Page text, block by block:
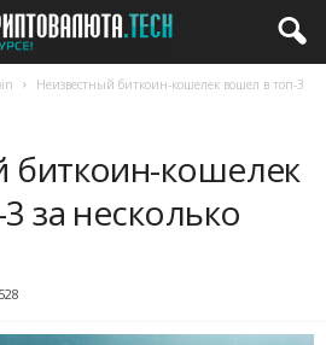
Неизвестный биткоин-кошелек вошел в топ-3
биткоин-кошелек
за несколько
528